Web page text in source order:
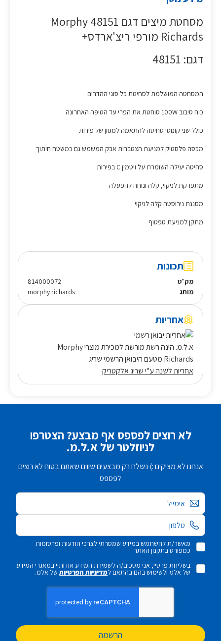
מסחטת מיצים דגם 48151 Morphy
Richards מורפי ריצ'ארדס+
דגם: 48151
המסחטה המושלמת לסחיטת כל סוגי ההדרים
כוח סיבוב 100W סוחטת את הפרי עד הטיפה האחרונה
כולל שני קונוסי סחיטה להתאמה למגוון של פירות
מכסה פלסטיק למניעת הצטברות אבק המשמש גם כמשטח חיתוך
סחיטה יעילה השומרת על ויטמין C בפירות
מתפרקת לניקוי, קלה ונוחה להפעלה
מסננת נירוסטה קלה לניקוי
מתקן למניעת טפטוף
תכונות
מק״ט
814000072
מותג
morphy richards
אחריות
א.ל.מ. הינה רשת מורשת למכירת מוצרי Morphy
Richards מטעם היבואן הרשמי שריג.
אחריות לשנה ע"י שריג אלקטריק
לא רוצים לפספס אף מבצע? הצטרפו
לניוזלטר של א.ל.מ.
אנחנו לא מציקים :) נשלח רק מבצעים שווים שאתם בטוח לא רוצים
לפספס
אימייל
מאשר/ת להשתמש במידע שמסרתי לצרכי הודעות ופרסומות
כמפורט בתקנון האתר
בשליחת פרטיי, אני מסכים/ה לשמירת המידע אודותיי במאגרי המידע
של אלמ ולשימוש בהם בהתאם למדיניות הפרטיותשל אלמ.
הרשמה